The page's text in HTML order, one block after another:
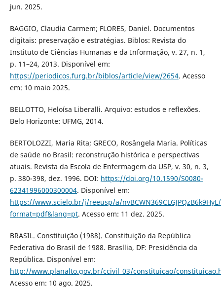
jun. 2025.
BAGGIO, Claudia Carmem; FLORES, Daniel. Documentos
digitais: preservação e estratégias. Biblos: Revista do
Instituto de Ciências Humanas e da Informação, v. 27, n. 1,
p. 11–24, 2013. Disponível em:
https://periodicos.furg.br/biblos/article/view/2654. Acesso
em: 10 maio 2025.
BELLOTTO, Heloísa Liberalli. Arquivo: estudos e reflexões.
Belo Horizonte: UFMG, 2014.
BERTOLOZZI, Maria Rita; GRECO, Rosângela Maria. Políticas
de saúde no Brasil: reconstrução histórica e perspectivas
atuais. Revista da Escola de Enfermagem da USP, v. 30, n. 3,
p. 380-398, dez. 1996. DOI: https://doi.org/10.1590/S0080-
62341996000300004. Disponível em:
https://www.scielo.br/j/reeusp/a/
format=pdf&lang=pt. Acesso em: 11 dez. 2025.
BRASIL. Constituição (1988). Constituição da República
Federativa do Brasil de 1988. Brasília, DF: Presidência da
República. Disponível em:
http://www.planalto.gov.br/ccivil_03/constituicao/
Acesso em: 10 ago. 2025.